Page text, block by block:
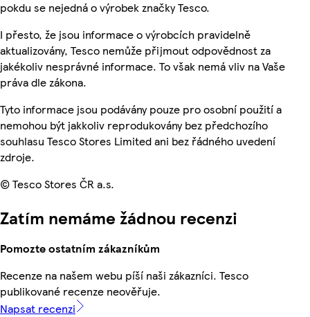
pokdu se nejedná o výrobek značky Tesco.
I přesto, že jsou informace o výrobcích pravidelně
aktualizovány, Tesco nemůže přijmout odpovědnost za
jakékoliv nesprávné informace. To však nemá vliv na Vaše
práva dle zákona.
Tyto informace jsou podávány pouze pro osobní použití a
nemohou být jakkoliv reprodukovány bez předchozího
souhlasu Tesco Stores Limited ani bez řádného uvedení
zdroje.
© Tesco Stores ČR a.s.
Zatím nemáme žádnou recenzi
Pomozte ostatním zákazníkům
Recenze na našem webu píší naši zákazníci. Tesco
publikované recenze neověřuje.
Napsat recenzi